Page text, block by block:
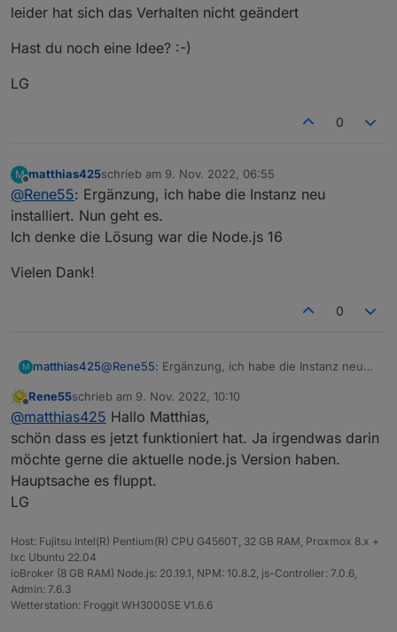
leider hat sich das Verhalten nicht geändert
Hast du noch eine Idee? :-)
LG
0
M
Offline
matthias425schrieb am 9. Nov. 2022, 06:55
zuletzt editiert von
@Rene55: Ergänzung, ich habe die Instanz neu
installiert. Nun geht es.
Ich denke die Lösung war die Node.js 16
Vielen Dank!
0
M matthias425@Rene55: Ergänzung, ich habe die Instanz neu
Ich denke die Lösung war die Node.js 16
Vielen Dank!
Offline
Rene55schrieb am 9. Nov. 2022, 10:10
zuletzt editiert von
@matthias425 Hallo Matthias,
schön dass es jetzt funktioniert hat. Ja irgendwas darin
möchte gerne die aktuelle node.js Version haben.
Hauptsache es fluppt.
LG
Host: Fujitsu Intel(R) Pentium(R) CPU G4560T, 32 GB RAM, Proxmox 8.x +
lxc Ubuntu 22.04
ioBroker (8 GB RAM) Node.js: 20.19.1, NPM: 10.8.2, js-Controller: 7.0.6,
Admin: 7.6.3
Wetterstation: Froggit WH3000SE V1.6.6